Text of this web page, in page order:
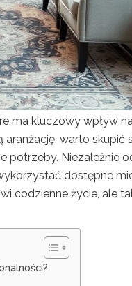
ma kluczowy wpływ
warto skupić
potrzeby. Niezależnie
dostępne
codzienne życie, ale